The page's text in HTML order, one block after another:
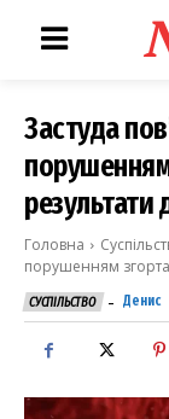
Застуда
результати
Головна
порушенням
СУСПІЛЬСТВО - Денис